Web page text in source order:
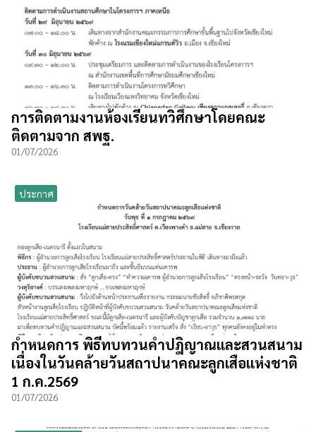
การติดตามงานห้องเรียนทวิศึกษาโดยคณะ
ติดตามจาก สพฐ.
01/07/2026
ประกาศ
กำหนดการ พิธีทบทวนคำปฎิญาณและสวนสนาม
เนื่องในวันคล้ายวันสถาปนาคณะลูกเสือแห่งชาติ
1 ก.ค.2569
01/07/2026